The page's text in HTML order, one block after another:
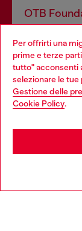
Per offrirti una
prime e terze
tutto" acconsenti
selezionare le
Gestione delle
Cookie Policy.
OTB
profit del
giovani,
Choose your
You are currently
be based in